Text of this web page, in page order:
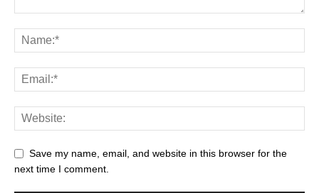
Save my name, email, and website in this browser for the
next time I comment.